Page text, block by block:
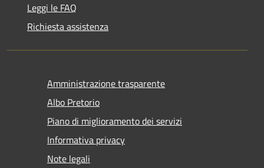
Leggi le FAQ
Richiesta assistenza
Amministrazione trasparente
Albo Pretorio
Piano di miglioramento dei servizi
Informativa privacy
Note legali